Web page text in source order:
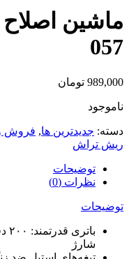
057
989,000 تومان
ناموجود
دسته: جدیدترین ها, فروش
ریش تراش
توضیحات
نظرات (0)
توضیحات
شارژ